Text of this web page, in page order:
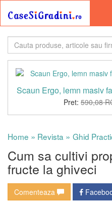
Scaun Ergo, lemn masiv
Pret: 590,08
Home » Revista » Ghid
Cum sa cultivi
fructe la ghiveci
Comenteaza